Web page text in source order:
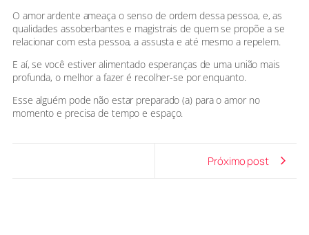
O amor ardente ameaça o senso de ordem dessa pessoa, e, as
qualidades assoberbantes e magistrais de quem se propõe a se
relacionar com esta pessoa, a assusta e até mesmo a repelem.
E aí, se você estiver alimentado esperanças de uma união mais
profunda, o melhor a fazer é recolher-se por enquanto.
Esse alguém pode não estar preparado (a) para o amor no
momento e precisa de tempo e espaço.
Próximo post